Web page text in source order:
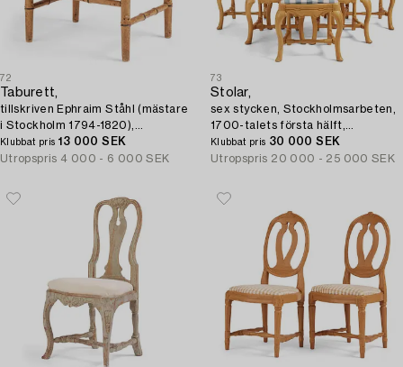
72
Taburett,
tillskriven Ephraim Ståhl (mästare
i Stockholm 1794-1820),
Sengustaviansk.
Klubbat pris 13 000 SEK
Utropspris 4 000 - 6 000 SEK
73
Stolar,
sex stycken, Stockholmsarbeten,
1700-talets första hälft,
Senbarock.
Klubbat pris 30 000 SEK
Utropspris 20 000 - 25 000 SEK